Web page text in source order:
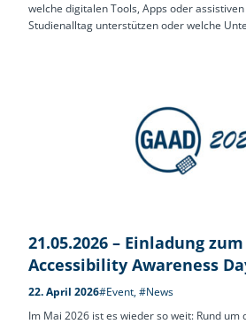
welche digitalen Tools, Apps oder
Studienalltag unterstützen oder welche
21.05.2026 – Einladung
Accessibility Awareness
22. April 2026#Event,#News
Im Mai 2026 ist es wieder so weit: Rund